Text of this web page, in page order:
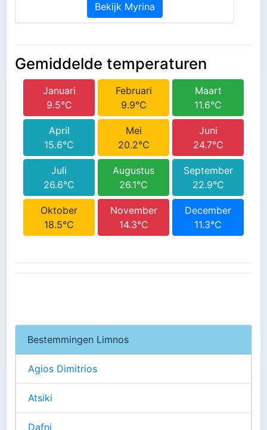
Bekijk Myrina
Gemiddelde temperaturen
Januari
9.5°C
Februari
9.9°C
Maart
11.6°C
April
15.6°C
Mei
20.2°C
Juni
24.7°C
Juli
26.6°C
Augustus
26.1°C
September
22.9°C
Oktober
18.5°C
November
14.3°C
December
11.3°C
Bestemmingen Limnos
Agios Dimitrios
Atsiki
Dafni